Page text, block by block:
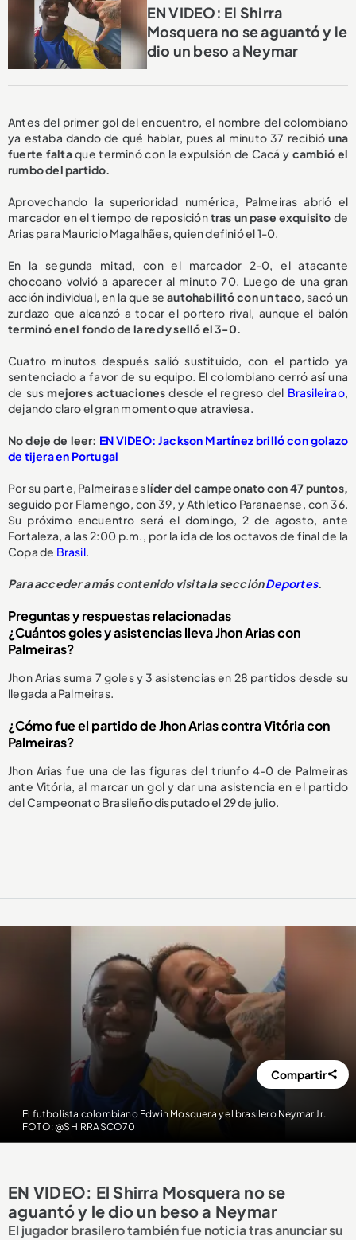
EN VIDEO: El Shirra
Mosquera no se aguantó y le
dio un beso a Neymar
Antes del primer gol del encuentro, el nombre del colombiano
ya estaba dando de qué hablar, pues al minuto 37 recibióuna
fuerte faltaque terminó con la expulsión de Cacá y cambió el
rumbo del partido.
Aprovechando la superioridad numérica, Palmeiras abrió el
marcador en el tiempo de reposicióntras un pase exquisito de
Arias para Mauricio Magalhães, quien definió el 1-0.
En la segunda mitad, con el marcador 2-0, el atacante
chocoano volvió a aparecer al minuto 70. Luego de una gran
acción individual, en la que seautohabilitó con un taco, sacó un
zurdazo que alcanzó a tocar el portero rival, aunque el balón
terminó en el fondo de la red y selló el 3-0.
Cuatro minutos después salió sustituido, con el partido ya
sentenciado a favor de su equipo. El colombiano cerró así una
de susmejores actuaciones desde el regreso del Brasileirao,
dejando claro el gran momento que atraviesa.
No deje de leer: EN VIDEO: Jackson Martínez brilló con golazo
de tijera en Portugal
Por su parte, Palmeiras eslíder del campeonato con 47 puntos,
seguido por Flamengo, con 39, y Athletico Paranaense, con 36.
Su próximo encuentro será el domingo, 2 de agosto, ante
Fortaleza, a las 2:00 p.m., por la ida de los octavos de final de la
Copa de Brasil.
Para acceder a más contenido visita la secciónDeportes.
Preguntas y respuestas relacionadas
¿Cuántos goles y asistencias lleva Jhon Arias con
Palmeiras?
Jhon Arias suma 7 goles y 3 asistencias en 28 partidos desde su
llegada a Palmeiras.
¿Cómo fue el partido de Jhon Arias contra Vitória con
Palmeiras?
Jhon Arias fue una de las figuras del triunfo 4-0 de Palmeiras
ante Vitória, al marcar un gol y dar una asistencia en el partido
del Campeonato Brasileño disputado el 29 de julio.
El futbolista colombiano Edwin Mosquera y el brasilero Neymar Jr.
FOTO: @SHIRRASCO70
Compartir
EN VIDEO: El Shirra Mosquera no se
aguantó y le dio un beso a Neymar
El jugador brasilero también fue noticia tras anunciar su